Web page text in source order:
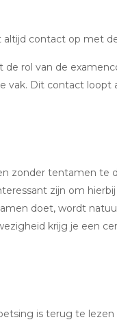
contact op met
de rol van de
vak. Dit contact loopt
zonder tentamen te
zijn om
doet, wordt
krijg je een
is terug te